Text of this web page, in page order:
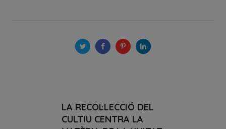
LA RECOL·LECCIÓ DEL
CULTIU CENTRA LA